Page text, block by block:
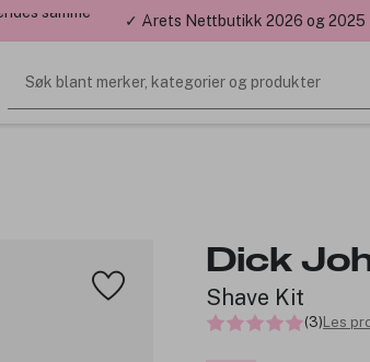
samme ✓ Årets Nettbutikk 2026 og 2025
Søk blant merker, kategorier og produkter
Dick
Shave Kit
(3) Les